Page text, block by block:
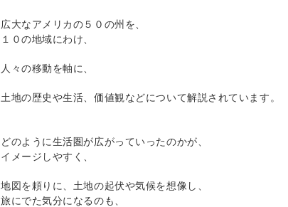
広大なアメリカの５０の州を、
１０の地域にわけ、
人々の移動を軸に、
土地の歴史や生活、価値観などについて解説されています。
どのように生活圏が広がっていったのかが、
イメージしやすく、
地図を頼りに、土地の起伏や気候を想像し、
旅にでた気分になるのも、